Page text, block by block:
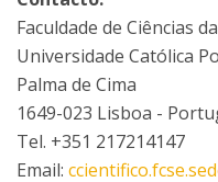
Faculdade de Ciências
Universidade Católica
Palma de Cima
1649-023 Lisboa -
Tel. +351 217214147
Email: